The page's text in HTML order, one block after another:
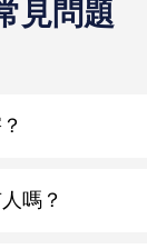
見問題
嗎？